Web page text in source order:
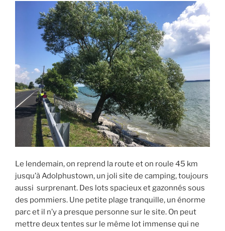
Le lendemain, on reprend la route et on roule 45 km
jusqu’à Adolphustown, un joli site de camping, toujours
aussi surprenant. Des lots spacieux et gazonnés sous
des pommiers. Une petite plage tranquille, un énorme
parc et il n’y a presque personne sur le site. On peut
mettre deux tentes sur le même lot immense qui ne